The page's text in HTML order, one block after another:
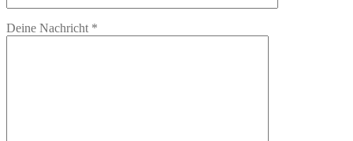
Deine Nachricht *